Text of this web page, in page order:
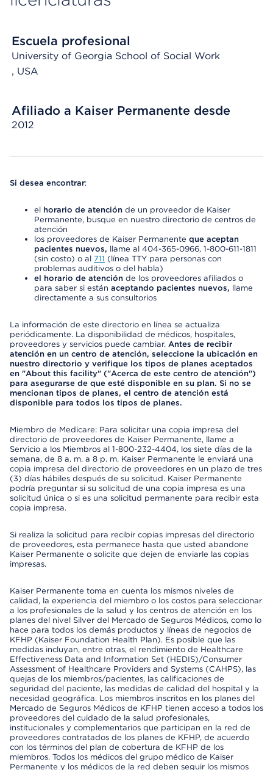
Escuela profesional
University of Georgia School of Social Work
, USA
Afiliado a Kaiser Permanente desde
2012
Si desea encontrar:
el horario de atención de un proveedor de Kaiser
Permanente, busque en nuestro directorio de centros de
atención
los proveedores de Kaiser Permanente que aceptan
pacientes nuevos, llame al 404-365-0966, 1-800-611-1811
(sin costo) o al 711 (línea TTY para personas con
problemas auditivos o del habla)
el horario de atención de los proveedores afiliados o
para saber si están aceptando pacientes nuevos, llame
directamente a sus consultorios
La información de este directorio en línea se actualiza
periódicamente. La disponibilidad de médicos, hospitales,
proveedores y servicios puede cambiar. Antes de recibir
atención en un centro de atención, seleccione la ubicación en
nuestro directorio y verifique los tipos de planes aceptados
en "About this facility" ("Acerca de este centro de atención")
para asegurarse de que esté disponible en su plan. Si no se
mencionan tipos de planes, el centro de atención está
disponible para todos los tipos de planes.
Miembro de Medicare: Para solicitar una copia impresa del
directorio de proveedores de Kaiser Permanente, llame a
Servicio a los Miembros al 1-800-232-4404, los siete días de la
semana, de 8 a. m. a 8 p. m. Kaiser Permanente le enviará una
copia impresa del directorio de proveedores en un plazo de tres
(3) días hábiles después de su solicitud. Kaiser Permanente
podría preguntar si su solicitud de una copia impresa es una
solicitud única o si es una solicitud permanente para recibir esta
copia impresa.
Si realiza la solicitud para recibir copias impresas del directorio
de proveedores, esta permanece hasta que usted abandone
Kaiser Permanente o solicite que dejen de enviarle las copias
impresas.
Kaiser Permanente toma en cuenta los mismos niveles de
calidad, la experiencia del miembro o los costos para seleccionar
a los profesionales de la salud y los centros de atención en los
planes del nivel Silver del Mercado de Seguros Médicos, como lo
hace para todos los demás productos y líneas de negocios de
KFHP (Kaiser Foundation Health Plan). Es posible que las
medidas incluyan, entre otras, el rendimiento de Healthcare
Effectiveness Data and Information Set (HEDIS)/Consumer
Assessment of Healthcare Providers and Systems (CAHPS), las
quejas de los miembros/pacientes, las calificaciones de
seguridad del paciente, las medidas de calidad del hospital y la
necesidad geográfica. Los miembros inscritos en los planes del
Mercado de Seguros Médicos de KFHP tienen acceso a todos los
proveedores del cuidado de la salud profesionales,
institucionales y complementarios que participan en la red de
proveedores contratados de los planes de KFHP, de acuerdo
con los términos del plan de cobertura de KFHP de los
miembros. Todos los médicos del grupo médico de Kaiser
Permanente y los médicos de la red deben seguir los mismos